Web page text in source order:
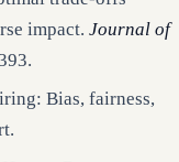
impact. Journal of
Bias, fairness,